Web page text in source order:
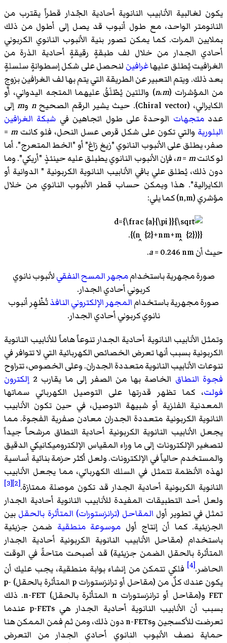
يكون لغالبية الأنابيب النانوية أحادية الجّدار قطراً يقترب من
النانومتر الواحد، مع طول أنبوب قد يصل إلى أطول من ذلك
بملايين المرات. كما يمكن تصور بنية الأنبوب النانوي الكربوني
أحادي الجدار من خلال لف طبقةٍ رقيقةٍ أحادية الذرة من
الغرافيت يُطلق عليهاغرافين لنحصل على شكل إسطوانةٍ سلسلةٍ
بعد ذلك. ويتم التعبير عن الطريقة التي يتم بها لف الغرافين بزوجٍ
من المؤشرات (
n،m ) واللتين يُطْلَقُ عليهما المتجه اليدواني، أو
الكايرالي، (Chiral vector)‏. حيث يشير الرقم الصحيحn وm إلى
عددمتجهات الوحدة على طول اتجاهين في شبكة الغرافين
البلورية والتي تكون على شكل قرص عسل النحل، فلو كانت m
=
صفر، يطلق على الأنبوب النانوي "زيغ زاغ" أو "الخط المتعرج". أما
لو كانت
n=m
، فإن الأنبوب النانوي يطبلق عليه حينئذٍ "أريكي". وما
دون ذلك، يُطلق علي باقي الأنابيب النانوية الكربونية " الدوانية أو
الكايرالية". هذا ويمكن حساب قطر الأنبوب النانوي من خلال
مؤشري (n,m) كما يلي:
حيث أن a= 0.246 nm.
صورة مجهرية باستخداممجهر المسح النفقيلأنبوب نانوي
كربوني أحادي الجدار.
صورة مجهرية باستخدامالمجهر الإلكتروني النافذتُظْهِر أنبوب
نانوي كربوني أحادي الجدار.
وتمثل الأنابيب النانوية أحادية الجدار تنوعاً هاماً للأنابيب النانوية
الكربونية بسبب أنها تعرض الخصائص الكهربائية التي لا تتوافر في
تنوعات الأنابيب النانوية متعددة الجدران. وعلى الخصوص، تتراوح
فجوة النطاق الخاصة بها من الصفر إلى ما يقارب 2
إلكترون
فولت، كما تظهر قدرتها على التوصيل الكهربائي سماتها
المعدنية الفلزية أو شبيهة التوصيل، في حين تكون الأنابيب
النانوية الكربونية متعددة الجدران معادن صفرية الفجوة. مما
يجعل الأنابيب النانوية الكربونية أحادية النطاق مرشحاً جيداً
لتصغير الإلكترونات إلى ما وراء المقياس الإلكتروميكانيكي الدقيق
والمستخدم حالياً في الإلكترونات. ولعل أكثر حزمة بنائية أساسية
لهذه الأنظمة تتمثل في السلك الكهربائي، مما يجعل الأنابيب
النانوية الكربونية أحادية الجدار قد تكون موصلة ممتازة.[2]
[3]
ولعل أحد التطبيقات المفيدة للأنابيب النانوية أحادية الجدار
تمثل في تطوير أول المقاحل (ترانزستورات) المتأثرة بالحقل بين
الجزيئية. كما أن إنتاج أول موسوعة منطقية ضمن جزيئية
باستخدام (مقاحل الأنابيب النانوية الكربونية أحادية الجدار
المتأثرة بالحقل الضمن جزيئية) قد أصبحت متاحةً في الوقت
الحاضر.[4]
فلكي تتمكن من إنشاء بوابة منطقية، يجب عليك أن
يكون عندك كلٌ من (مقاحل أو ترانزستورات p المتأثرة بالحقل) p-
FET و(مقاحل أو ترانزستورات n المتأثرة بالحقل) n-FET. ذلك
بسبب أن الأنابيب النانوية أحادية الجدار هي p-FETs عندما
تعرضت للأكسجين وn-FETs دون ذلك، ومن ثم فمن الممكن هنا
حماية نصف الأنبوب النانوي أحادي الجدار من التعرض